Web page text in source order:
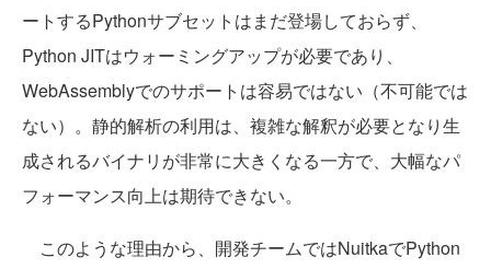
ートするPythonサブセットはまだ登場しておらず、
Python JITはウォーミングアップが必要であり、
WebAssemblyでのサポートは容易ではない（不可能では
ない）。静的解析の利用は、複雑な解釈が必要となり生
成されるバイナリが非常に大きくなる一方で、大幅なパ
フォーマンス向上は期待できない。
このような理由から、開発チームではNuitkaでPython